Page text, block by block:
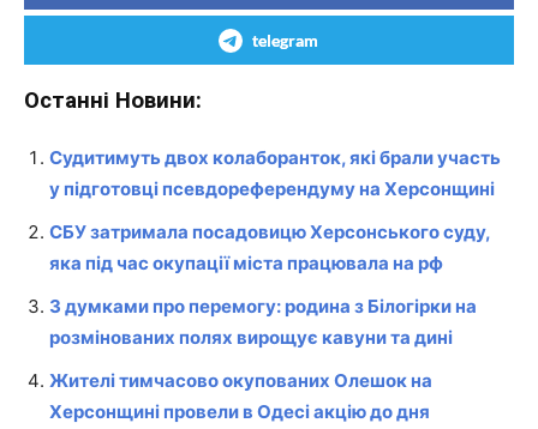
telegram
Останні Новини:
Судитимуть двох колаборанток, які брали участь
у підготовці псевдореферендуму на Херсонщині
СБУ затримала посадовицю Херсонського суду,
яка під час окупації міста працювала на рф
З думками про перемогу: родина з Білогірки на
розмінованих полях вирощує кавуни та дині
Жителі тимчасово окупованих Олешок на
Херсонщині провели в Одесі акцію до дня